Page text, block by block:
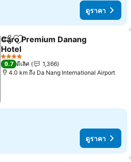
ดูราคา
แชร์ เพิ่มในรายการโปรด
Caro Premium Danang
Hotel
4 ดาว
9.7 ดีเลิศ
1,366
4.0 km ถึง Da Nang International Airport
ดูราคา